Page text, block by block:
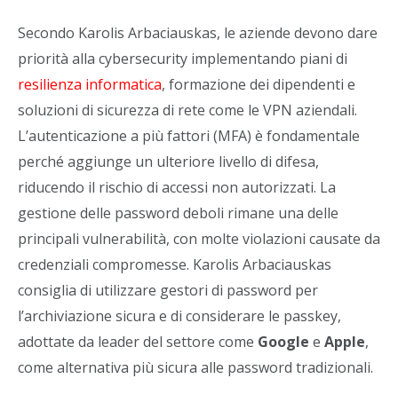
Secondo Karolis Arbaciauskas, le aziende devono dare
priorità alla cybersecurity implementando piani di
resilienza informatica, formazione dei dipendenti e
soluzioni di sicurezza di rete come le VPN aziendali.
L’autenticazione a più fattori (MFA) è fondamentale
perché aggiunge un ulteriore livello di difesa,
riducendo il rischio di accessi non autorizzati. La
gestione delle password deboli rimane una delle
principali vulnerabilità, con molte violazioni causate da
credenziali compromesse. Karolis Arbaciauskas
consiglia di utilizzare gestori di password per
l’archiviazione sicura e di considerare le passkey,
adottate da leader del settore come Google e Apple,
come alternativa più sicura alle password tradizionali.